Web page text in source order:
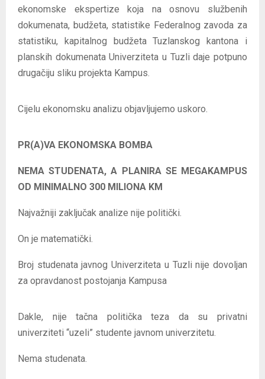
ekonomske ekspertize koja na osnovu službenih
dokumenata, budžeta, statistike Federalnog zavoda za
statistiku, kapitalnog budžeta Tuzlanskog kantona i
planskih dokumenata Univerziteta u Tuzli daje potpuno
drugačiju sliku projekta Kampus.
Cijelu ekonomsku analizu objavljujemo uskoro.
PR(A)VA EKONOMSKA BOMBA
NEMA STUDENATA, A PLANIRA SE MEGAKAMPUS
OD MINIMALNO 300 MILIONA KM
Najvažniji zaključak analize nije politički.
On je matematički.
Broj studenata javnog Univerziteta u Tuzli nije dovoljan
za opravdanost postojanja Kampusa
Dakle, nije tačna politička teza da su privatni
univerziteti “uzeli” studente javnom univerzitetu.
Nema studenata.